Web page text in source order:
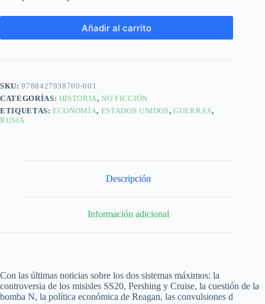
Añadir al carrito
SKU:9788427938700-001
CATEGORÍAS: HISTORIA,NO FICCIÓN
ETIQUETAS:ECONOMÍA, ESTADOS UNIDOS,GUERRAS,
RUSIA
Descripción
Información adicional
Con las últimas noticias sobre los dos sistemas máximos: la
controversia de los misisles SS20, Pershing y Cruise, la cuestión de la
bomba N, la política económica de Reagan, las convulsiones d